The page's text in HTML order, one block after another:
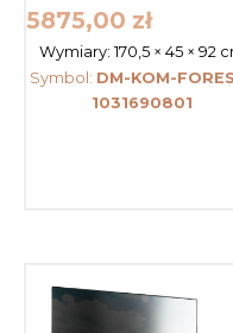
5875,00 zł
Wymiary: 170,5 × 45 × 92
Symbol: DM-KOM-
1031690801